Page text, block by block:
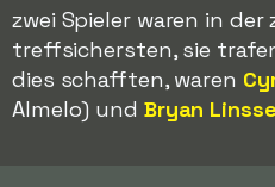
zwei Spieler waren in
treffsichersten, sie
dies schafften, waren
Almelo) und Bryan